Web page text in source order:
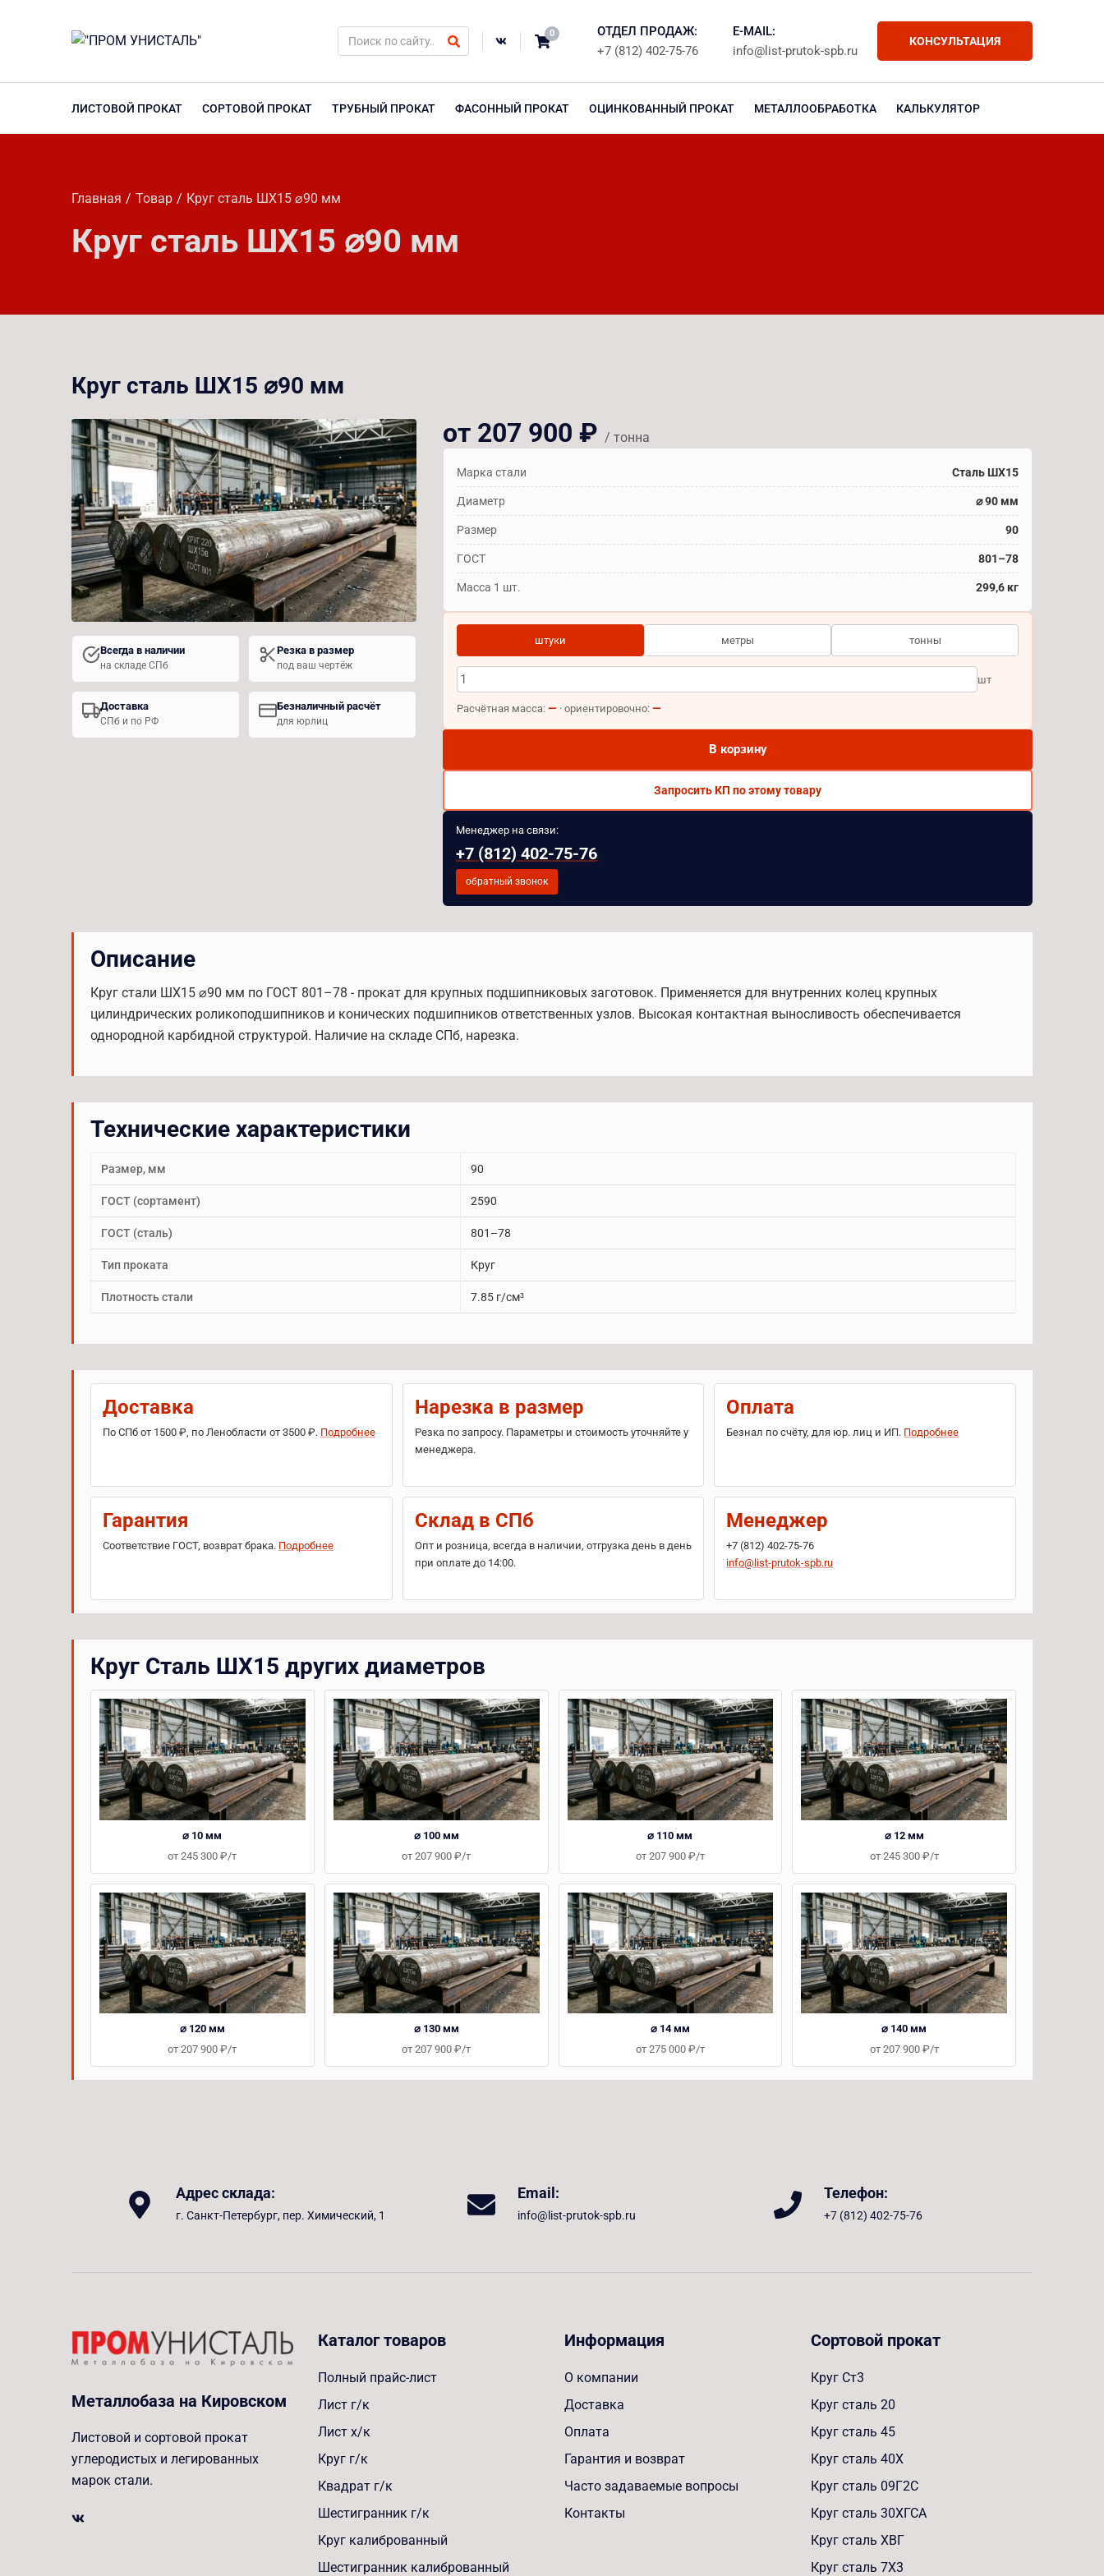
0
КОНСУЛЬТАЦИЯ
ОТДЕЛ ПРОДАЖ:
+7 (812) 402-75-76
E-MAIL:
info@list-prutok-spb.ru
ЛИСТОВОЙ ПРОКАТ СОРТОВОЙ ПРОКАТ ТРУБНЫЙ ПРОКАТ ФАСОННЫЙ ПРОКАТ ОЦИНКОВАННЫЙ ПРОКАТ МЕТАЛЛООБРАБОТКА КАЛЬКУЛЯТОР
Главная Товар Круг сталь ШХ15 ⌀90 мм
Круг сталь ШХ15 ⌀90 мм
Круг сталь ШХ15 ⌀90 мм
Всегда в наличии
на складе СПб
Резка в размер
под ваш чертёж
Доставка
СПб и по РФ
Безналичный расчёт
для юрлиц
от 207 900 ₽ / тонна
Марка стали Сталь ШХ15
Диаметр ⌀ 90 мм
Размер 90
ГОСТ 801–78
Масса 1 шт. 299,6 кг
штуки метры тонны
шт
Расчётная масса: — · ориентировочно: —
В корзину
Запросить КП по этому товару
Менеджер на связи:
+7 (812) 402-75-76
обратный звонок
Описание
Круг стали ШХ15 ⌀90 мм по ГОСТ 801–78 - прокат для крупных подшипниковых заготовок. Применяется для внутренних колец крупных
цилиндрических роликоподшипников и конических подшипников ответственных узлов. Высокая контактная выносливость обеспечивается
однородной карбидной структурой. Наличие на складе СПб, нарезка.
Технические характеристики
Размер, мм 90
ГОСТ (сортамент) 2590
ГОСТ (сталь) 801–78
Тип проката Круг
Плотность стали 7.85 г/см³
Доставка
По СПб от 1500 ₽, по Ленобласти от 3500 ₽. Подробнее
Нарезка в размер
Резка по запросу. Параметры и стоимость уточняйте у
менеджера.
Оплата
Безнал по счёту, для юр. лиц и ИП. Подробнее
Гарантия
Соответствие ГОСТ, возврат брака. Подробнее
Склад в СПб
Опт и розница, всегда в наличии, отгрузка день в день
при оплате до 14:00.
Менеджер
+7 (812) 402-75-76
info@list-prutok-spb.ru
Круг Сталь ШХ15 других диаметров
⌀ 10 мм
от 245 300 ₽/т
⌀ 100 мм
от 207 900 ₽/т
⌀ 110 мм
от 207 900 ₽/т
⌀ 12 мм
от 245 300 ₽/т
⌀ 120 мм
от 207 900 ₽/т
⌀ 130 мм
от 207 900 ₽/т
⌀ 14 мм
от 275 000 ₽/т
⌀ 140 мм
от 207 900 ₽/т
Адрес склада:
г. Санкт-Петербург, пер. Химический, 1
Email:
info@list-prutok-spb.ru
Телефон:
+7 (812) 402-75-76
Металлобаза на Кировском
Листовой и сортовой прокат
углеродистых и легированных
марок стали.
Каталог товаров
Полный прайс-лист
Лист г/к
Лист х/к
Круг г/к
Квадрат г/к
Шестигранник г/к
Круг калиброванный
Шестигранник калиброванный
Информация
О компании
Доставка
Оплата
Гарантия и возврат
Часто задаваемые вопросы
Контакты
Сортовой прокат
Круг Ст3
Круг сталь 20
Круг сталь 45
Круг сталь 40Х
Круг сталь 09Г2С
Круг сталь 30ХГСА
Круг сталь ХВГ
Круг сталь 7Х3